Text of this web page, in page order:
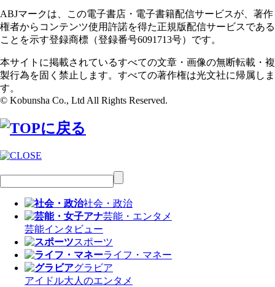
ABJマークは、この電子書店・電子書籍配信サービスが、著作
権者からコンテンツ使用許諾を得た正規版配信サービスである
ことを示す登録商標（登録番号6091713号）です。
本サイトに掲載されているすべての文章・画像の無断転載・複
製行為を固く禁止します。すべての著作権は光文社に帰属しま
す。
© Kobunsha Co., Ltd All Rights Reserved.
社会・政治
芸能・エンタメ
芸能インタビュー
スポーツ
ライフ・マネー
グラビア
アイドル大人のエンタメ